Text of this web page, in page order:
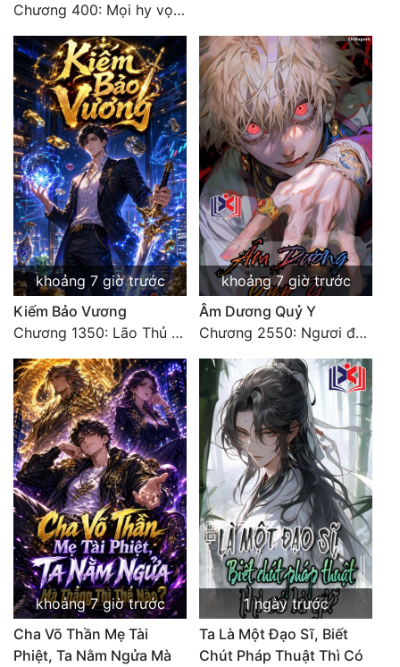
Đồng Nhân
Cẩu Đạo Trường Sinh
Ngự Thú
Truyện Nam
Truyện Nữ
Vô Địch Lưu
Xây Dựng Thế Lực
Đam Mỹ
Đẹp
Đẹp Hiệp
Tính Cách Nhân Vật :
Cơ Trí
Sát Phạt Quyết Đoán
Vô Sỉ
Điềm Đạm
Chương 400: Mọi hy vọng đặt trên Tô Mặc!
khoảng 7 giờ trước
Kiếm Bảo Vương
Chương 1350: Lão Thủ (4/5)
khoảng 7 giờ trước
Âm Dương Quỷ Y
Chương 2550: Ngươi đoán xem
khoảng 7 giờ trước
Cha Võ Thần Mẹ Tài
Phiệt, Ta Nằm Ngửa Mà
1 ngày trước
Ta Là Một Đạo Sĩ, Biết
Chút Pháp Thuật Thì Có